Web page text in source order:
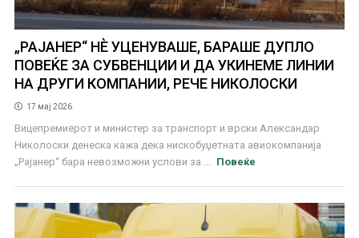
„РАЈАНЕР“ НЀ УЦЕНУВАШЕ, БАРАШЕ ДУПЛО
ПОВЕЌЕ ЗА СУБВЕНЦИИ И ДА УКИНЕМЕ ЛИНИИ
НА ДРУГИ КОМПАНИИ, РЕЧЕ НИКОЛОСКИ
17 мај 2026
Вицепремиерот и министер за транспорт и врски Александар
Николоски денеска кажа дека нискобуџетната авиокомпанија
„Рајанер“ бара невозможни услови за ...
Повеќе